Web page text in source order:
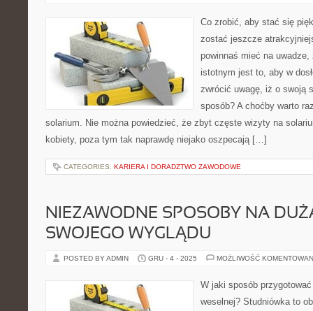
Co zrobić, aby stać się
zostać jeszcze
powinnaś mieć na
istotnym jest to, aby w
zwrócić uwagę, iż o swoją
sposób? A choćby warto
solarium. Nie można powiedzieć, że zbyt częste wizyty na
kobiety, poza tym tak naprawdę niejako oszpecają […]
CATEGORIES: KARIERA I DORADZTWO ZAWODOWE
NIEZAWODNE SPOSOBY NA
SWOJEGO WYGLĄDU
POSTED BY ADMIN GRU - 4 - 2025 MOŻLIWOŚĆ
W jaki sposób
weselnej? Studniówka to